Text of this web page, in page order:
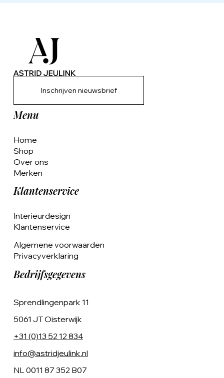
Inschrijven nieuwsbrief
Menu
Home
Shop
Over ons
Merken
Klantenservice
Interieurdesign
Klantenservice
Algemene voorwaarden
Privacyverklaring
Bedrijfsgegevens
Sprendlingenpark 11
5061 JT Oisterwijk
+31 (0)13 52 12 834
info@astridjeulink.nl
NL 0011 87 352 B07